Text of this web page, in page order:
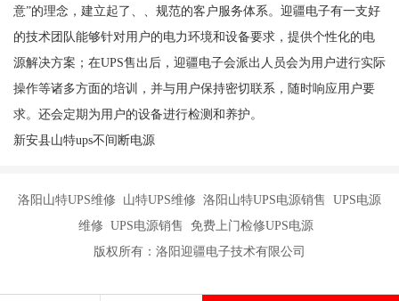
意”的理念，建立起了、、规范的客户服务体系。迎疆电子有一支好
的技术团队能够针对用户的电力环境和设备要求，提供个性化的电
源解决方案；在UPS售出后，迎疆电子会派出人员会为用户进行实际
操作等诸多方面的培训，并与用户保持密切联系，随时响应用户要
求。还会定期为用户的设备进行检测和养护。
新安县山特ups不间断电源
洛阳山特UPS维修 山特UPS维修 洛阳山特UPS电源销售 UPS电源
维修 UPS电源销售 免费上门检修UPS电源
版权所有：洛阳迎疆电子技术有限公司